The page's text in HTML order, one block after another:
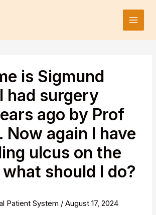
is Sigmund
had surgery
ago by Prof
Now again I have
ulcus on the
should I do?
Patient System /August 17, 2024